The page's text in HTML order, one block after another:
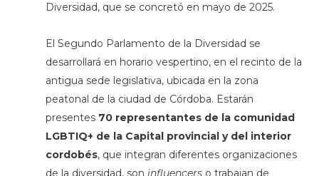
Diversidad, que se concretó en mayo de 2025.
El Segundo Parlamento de la Diversidad se
desarrollará en horario vespertino, en el recinto de la
antigua sede legislativa, ubicada en la zona
peatonal de la ciudad de Córdoba. Estarán
presentes 70 representantes de la comunidad
LGBTIQ+ de la Capital provincial y del interior
cordobés, que integran diferentes organizaciones
de la diversidad, son influencers o trabajan de